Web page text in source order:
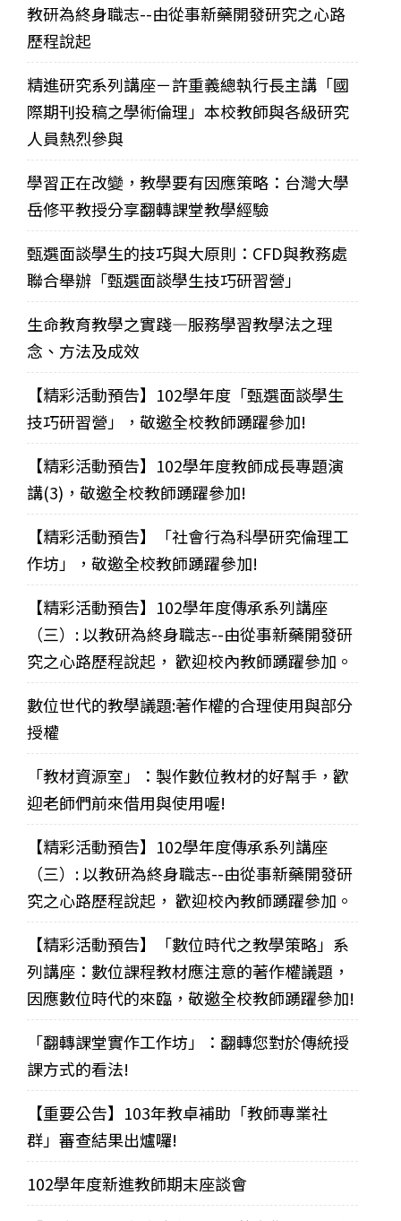
教研為終身職志--由從事新藥開發研究之心路
歷程說起
精進研究系列講座－許重義總執行長主講「國
際期刊投稿之學術倫理」本校教師與各級研究
人員熱烈參與
學習正在改變，教學要有因應策略：台灣大學
岳修平教授分享翻轉課堂教學經驗
甄選面談學生的技巧與大原則：CFD與教務處
聯合舉辦「甄選面談學生技巧研習營」
生命教育教學之實踐—服務學習教學法之理
念、方法及成效
【精彩活動預告】102學年度「甄選面談學生
技巧研習營」，敬邀全校教師踴躍參加!
【精彩活動預告】102學年度教師成長專題演
講(3)，敬邀全校教師踴躍參加!
【精彩活動預告】「社會行為科學研究倫理工
作坊」，敬邀全校教師踴躍參加!
【精彩活動預告】102學年度傳承系列講座
（三）: 以教研為終身職志--由從事新藥開發研
究之心路歷程說起， 歡迎校內教師踴躍參加。
數位世代的教學議題:著作權的合理使用與部分
授權
「教材資源室」：製作數位教材的好幫手，歡
迎老師們前來借用與使用喔!
【精彩活動預告】102學年度傳承系列講座
（三）: 以教研為終身職志--由從事新藥開發研
究之心路歷程說起， 歡迎校內教師踴躍參加。
【精彩活動預告】「數位時代之教學策略」系
列講座：數位課程教材應注意的著作權議題，
因應數位時代的來臨，敬邀全校教師踴躍參加!
「翻轉課堂實作工作坊」：翻轉您對於傳統授
課方式的看法!
【重要公告】103年教卓補助「教師專業社
群」審查結果出爐囉!
102學年度新進教師期末座談會